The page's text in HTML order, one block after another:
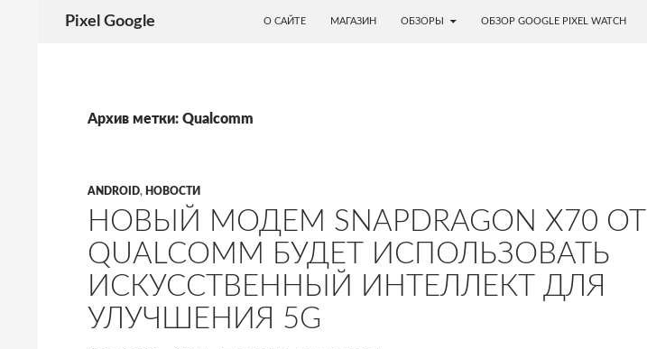
Pixel Google
О САЙТЕ
МАГАЗИН ОБЗОРЫ ОБЗОР GOOGLE PIXEL WATCH
Архив метки: Qualcomm
ANDROID, НОВОСТИ
НОВЫЙ МОДЕМ SNAPDRAGON X70 ОТ
QUALCOMM БУДЕТ ИСПОЛЬЗОВАТЬ
ИСКУССТВЕННЫЙ ИНТЕЛЛЕКТ ДЛЯ
УЛУЧШЕНИЯ 5G